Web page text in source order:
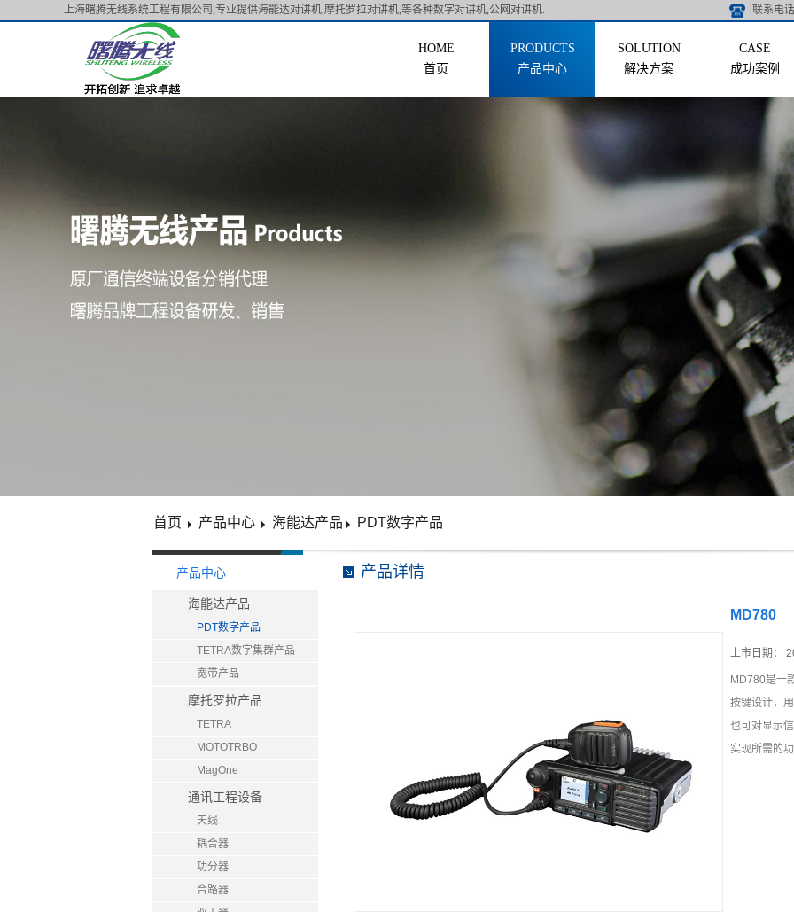
上海曙腾无线系统工程有限公司,专业提供海能达对讲机,摩托罗拉对讲机,等各种数字对讲机,公网对讲机. 联系电
首页 产品中心 解决方案 成功案例
产品中心
海能达产品
PDT数字产品
TETRA数字集群产品
宽带产品
摩托罗拉产品
TETRA
MOTOTRBO
MagOne
通讯工程设备
天线
耦合器
功分器
合路器
产品详情
首页 产品中心 海能达产品 PDT数字产品
MD780
上市日期：
MD780是一
按键设计，
也可对显示
实现所需的